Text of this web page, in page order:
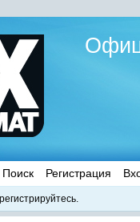
Поиск Регистрация